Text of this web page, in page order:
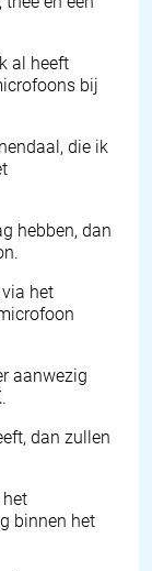
al heeft
bij
die ik
hebben, dan
het
aanwezig
dan zullen
binnen het